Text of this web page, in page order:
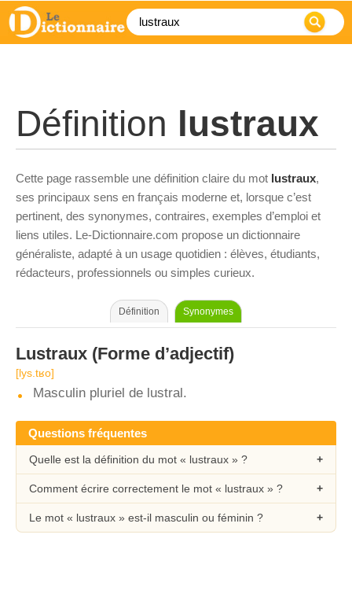
Définition lustraux
Cette page rassemble une définition claire du mot lustraux,
ses principaux sens en français moderne et, lorsque c’est
pertinent, des synonymes, contraires, exemples d’emploi et
liens utiles. Le-Dictionnaire.com propose un dictionnaire
généraliste, adapté à un usage quotidien : élèves, étudiants,
rédacteurs, professionnels ou simples curieux.
Définition Synonymes
Lustraux (Forme d’adjectif)
[lys.tʁo]
Masculin pluriel de lustral.
Questions fréquentes
Quelle est la définition du mot « lustraux » ?
Comment écrire correctement le mot « lustraux » ?
Le mot « lustraux » est-il masculin ou féminin ?